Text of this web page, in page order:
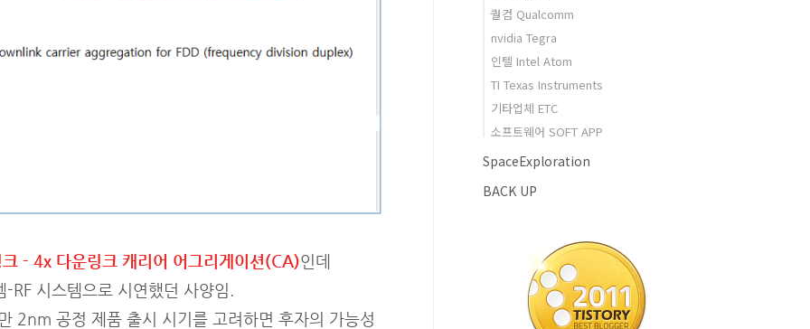
- 4x 다운링크 캐리어 어그리게이션(CA)인데
RF 시스템으로 시연했던 사양임.
2nm 공정 제품 출시 시기를 고려하면 후자의 가능성
퀄컴 Qualcomm
nvidia Tegra
인텔 Intel Atom
TI Texas Instruments
기타업체 ETC
소프트웨어 SOFT APP
SpaceExploration
BACK UP